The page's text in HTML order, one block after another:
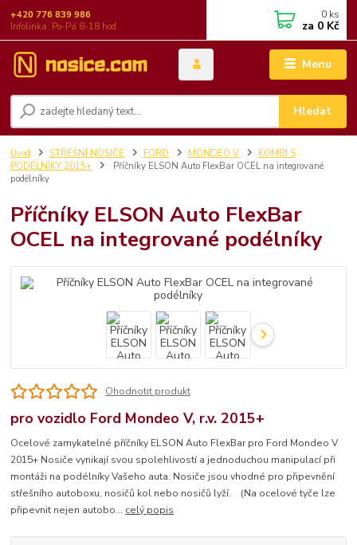
Menu
Hledat
+420 776 839 986
Infolinka: Po-Pá 8-18 hod.
0 ks
za 0 Kč
Úvod STŘEŠNÍ NOSIČE FORD MONDEO V
KOMBI S
PODÉLNÍKY 2015+
Příčníky ELSON Auto FlexBar OCEL na integrované
podélníky
Příčníky ELSON Auto FlexBar
OCEL na integrované podélníky
Ohodnotit produkt
pro vozidlo Ford Mondeo V, r.v. 2015+
Ocelové zamykatelné příčníky ELSON Auto FlexBar pro Ford Mondeo V
2015+ Nosiče vynikají svou spolehlivostí a jednoduchou manipulací při
montáži na podélníky Vašeho auta. Nosiče jsou vhodné pro připevnění
střešního autoboxu, nosičů kol nebo nosičů lyží. (Na ocelové tyče lze
připevnit nejen autobo... celý popis